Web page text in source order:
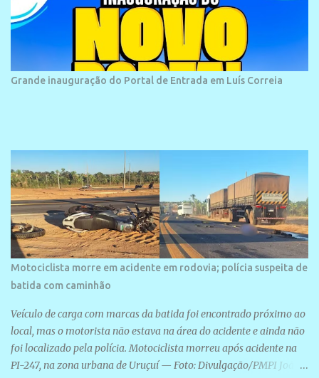
se sabe ao certo porque a praia leva esse nome, e muitas das suas
historias foram esquecidas ao longo do tempo. A praia é
frequentada por moradores e turistas, em geral veranistas
piauienses e, em menor número, pessoas de estados vizinhos. O
bairro onde se localiza a praia é palco de amplos investimentos e
Grande inauguração do Portal de Entrada em Luís Correia
Motociclista morre em acidente em rodovia; polícia suspeita de
batida com caminhão
Veículo de carga com marcas da batida foi encontrado próximo ao
local, mas o motorista não estava na área do acidente e ainda não
foi localizado pela polícia. Motociclista morreu após acidente na
PI-247, na zona urbana de Uruçuí — Foto: Divulgação/PMPI João